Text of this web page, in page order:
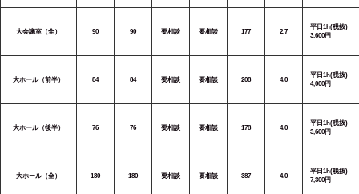
大会議室（全） 90 90 要相談 要相談 177 2.7
平日1h(税抜)
3,600円
大ホール（前半） 84 84 要相談 要相談 208 4.0
平日1h(税抜)
4,000円
大ホール（後半） 76 76 要相談 要相談 178 4.0
平日1h(税抜)
3,600円
大ホール（全） 180 180 要相談 要相談 387 4.0
平日1h(税抜)
7,300円